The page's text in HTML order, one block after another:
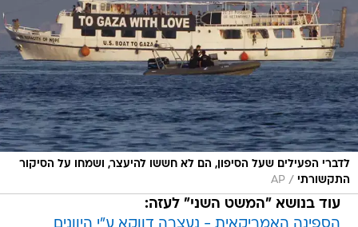
לדברי הפעילים שעל הסיפון, הם לא חששו להיעצר, ושמחו על הסיקור
התקשורתי /
AP
עוד בנושא "המשט השני" לעזה: